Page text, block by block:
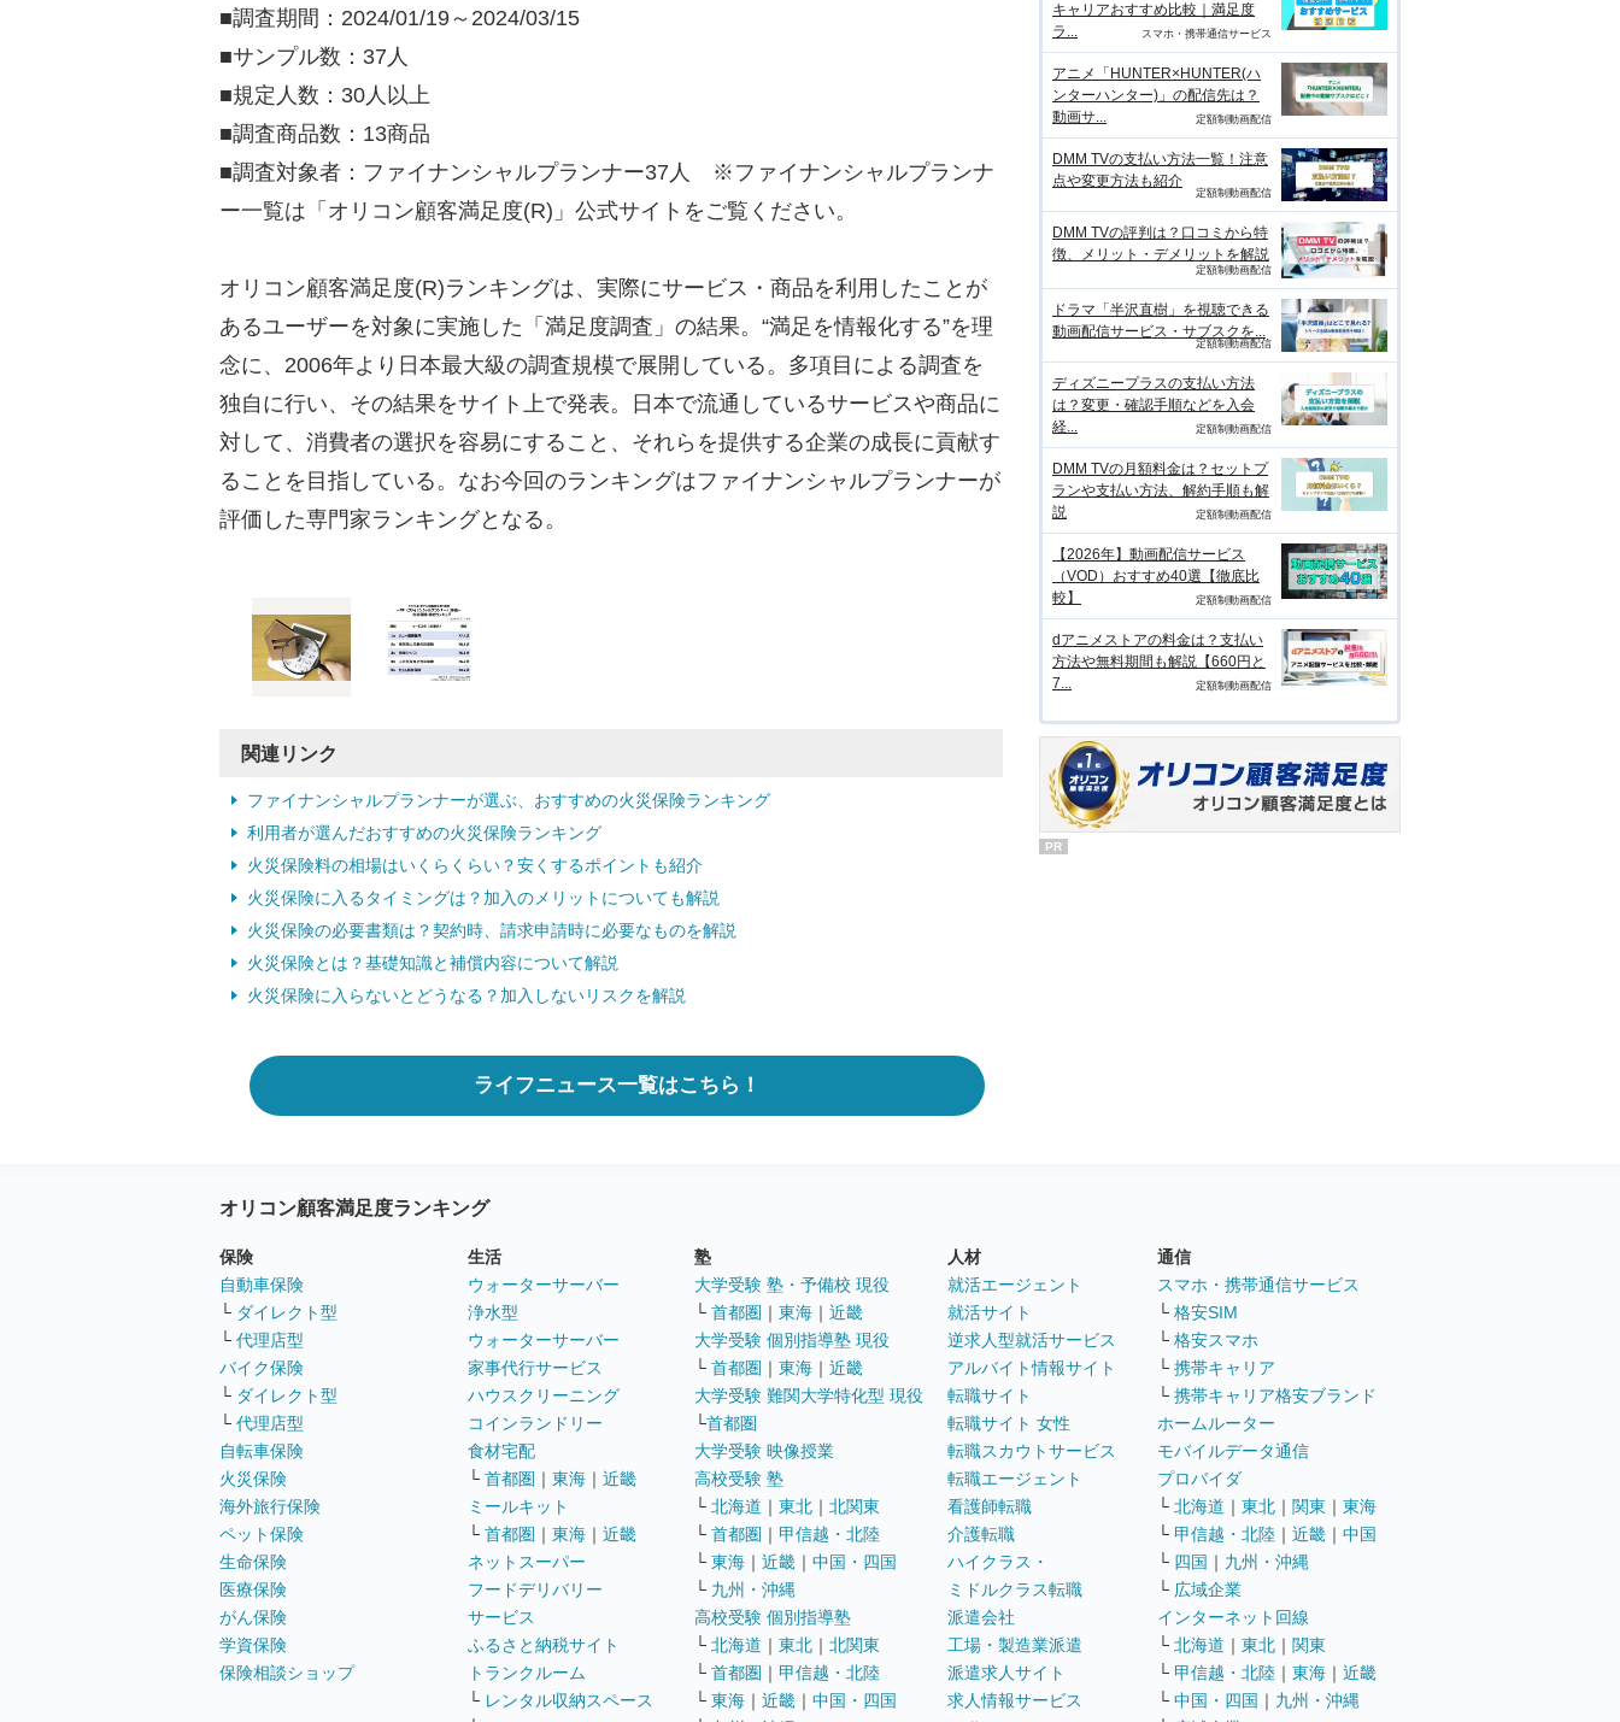
■調査期間：2024/01/19～2024/03/15
■サンプル数：37人
■規定人数：30人以上
■調査商品数：13商品
■調査対象者：ファイナンシャルプランナー37人 ※ファイナンシャルプランナ
ー一覧は「オリコン顧客満足度(R)」公式サイトをご覧ください。
オリコン顧客満足度(R)ランキングは、実際にサービス・商品を利用したことが
あるユーザーを対象に実施した「満足度調査」の結果。“満足を情報化する”を理
念に、2006年より日本最大級の調査規模で展開している。多項目による調査を
独自に行い、その結果をサイト上で発表。日本で流通しているサービスや商品に
対して、消費者の選択を容易にすること、それらを提供する企業の成長に貢献す
ることを目指している。なお今回のランキングはファイナンシャルプランナーが
評価した専門家ランキングとなる。
関連リンク
ファイナンシャルプランナーが選ぶ、おすすめの火災保険ランキング
利用者が選んだおすすめの火災保険ランキング
火災保険料の相場はいくらくらい？安くするポイントも紹介
火災保険に入るタイミングは？加入のメリットについても解説
火災保険の必要書類は？契約時、請求申請時に必要なものを解説
火災保険とは？基礎知識と補償内容について解説
火災保険に入らないとどうなる？加入しないリスクを解説
ライフニュース一覧はこちら！
キャリアおすすめ比較｜満足度
ラ...
スマホ・携帯通信サービス
アニメ「HUNTER×HUNTER(ハ
ンターハンター)」の配信先は？
動画サ...
定額制動画配信
DMM TVの支払い方法一覧！注意
点や変更方法も紹介
定額制動画配信
DMM TVの評判は？口コミから特
徴、メリット・デメリットを解説
定額制動画配信
ドラマ「半沢直樹」を視聴できる
動画配信サービス・サブスクを...
定額制動画配信
ディズニープラスの支払い方法
は？変更・確認手順などを入会
経...
定額制動画配信
DMM TVの月額料金は？セットプ
ランや支払い方法、解約手順も解
説
定額制動画配信
【2026年】動画配信サービス
（VOD）おすすめ40選【徹底比
較】
定額制動画配信
dアニメストアの料金は？支払い
方法や無料期間も解説【660円と
7...
定額制動画配信
PR
オリコン顧客満足度ランキング
保険
自動車保険
└ ダイレクト型
└ 代理店型
バイク保険
└ ダイレクト型
└ 代理店型
自転車保険
火災保険
海外旅行保険
ペット保険
生命保険
医療保険
がん保険
学資保険
保険相談ショップ
生活
ウォーターサーバー
浄水型
ウォーターサーバー
家事代行サービス
ハウスクリーニング
コインランドリー
食材宅配
└ 首都圏 ｜ 東海 ｜ 近畿
ミールキット
└ 首都圏 ｜ 東海 ｜ 近畿
ネットスーパー
フードデリバリー
サービス
ふるさと納税サイト
トランクルーム
└ レンタル収納スペース
塾
大学受験 塾・予備校 現役
└ 首都圏 ｜ 東海 ｜ 近畿
大学受験 個別指導塾 現役
└ 首都圏 ｜ 東海 ｜ 近畿
大学受験 難関大学特化型 現役
└首都圏
大学受験 映像授業
高校受験 塾
└ 北海道 ｜ 東北 ｜ 北関東
└ 首都圏 ｜ 甲信越・北陸
└ 東海 ｜ 近畿 ｜ 中国・四国
└ 九州・沖縄
高校受験 個別指導塾
└ 北海道 ｜ 東北 ｜ 北関東
└ 首都圏 ｜ 甲信越・北陸
└ 東海 ｜ 近畿 ｜ 中国・四国
人材
就活エージェント
就活サイト
逆求人型就活サービス
アルバイト情報サイト
転職サイト
転職サイト 女性
転職スカウトサービス
転職エージェント
看護師転職
介護転職
ハイクラス・
ミドルクラス転職
派遣会社
工場・製造業派遣
派遣求人サイト
求人情報サービス
通信
スマホ・携帯通信サービス
└ 格安SIM
└ 格安スマホ
└ 携帯キャリア
└ 携帯キャリア格安ブランド
ホームルーター
モバイルデータ通信
プロバイダ
└ 北海道 ｜ 東北 ｜ 関東 ｜ 東海
└ 甲信越・北陸 ｜ 近畿 ｜ 中国
└ 四国 ｜ 九州・沖縄
└ 広域企業
インターネット回線
└ 北海道 ｜ 東北 ｜ 関東
└ 甲信越・北陸 ｜ 東海 ｜ 近畿
└ 中国・四国 ｜ 九州・沖縄